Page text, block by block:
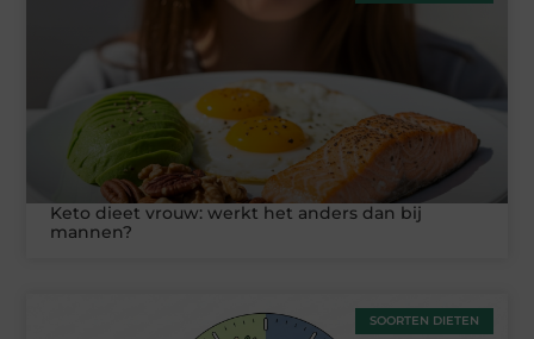
Keto dieet vrouw: werkt het anders dan bij
mannen?
SOORTEN DIETEN